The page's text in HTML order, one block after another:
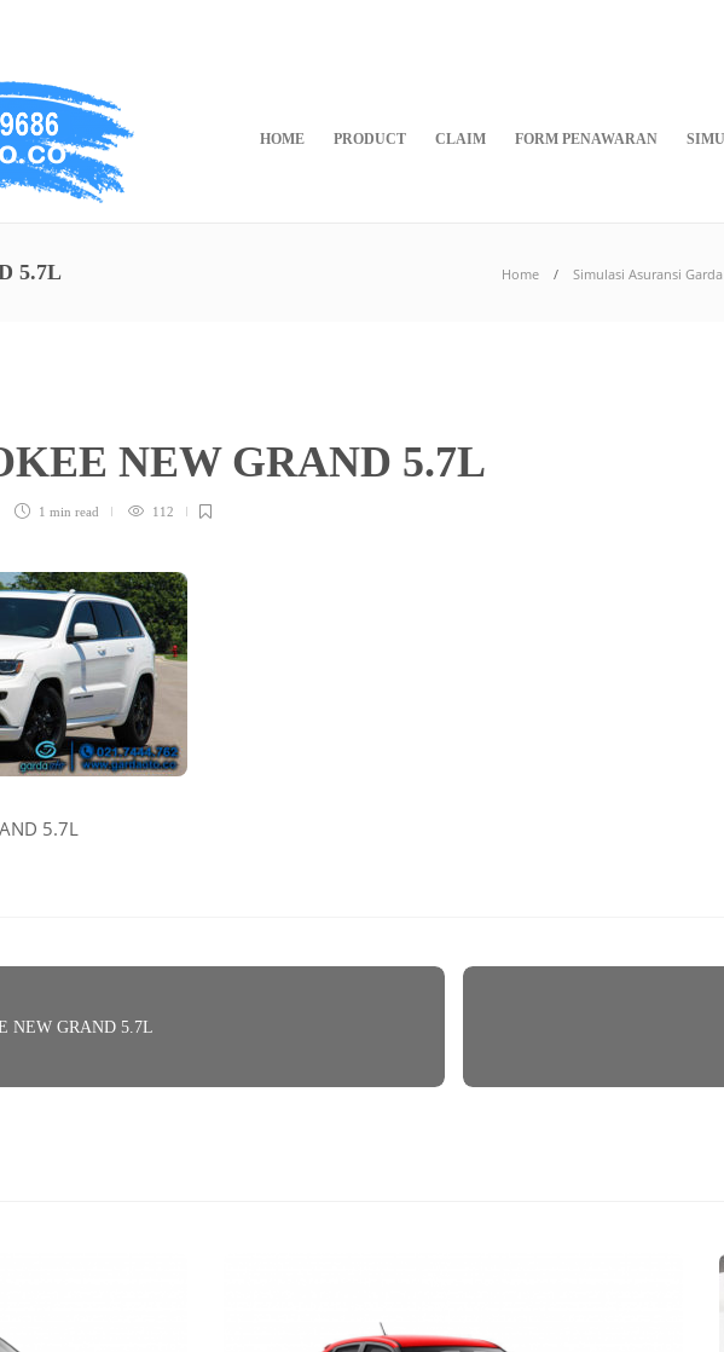
HOME PRODUCT CLAIM FORM PENAWARAN
5.7L Home Simulasi Asuransi Garda
NEW GRAND 5.7L
1 min read 112
5.7L
NEW GRAND 5.7L